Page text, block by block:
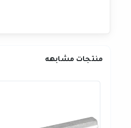
منتجات مشابهه